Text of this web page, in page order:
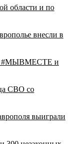
области и по
внесли в
#МЫВМЕСТЕ и
СВО со
выиграли